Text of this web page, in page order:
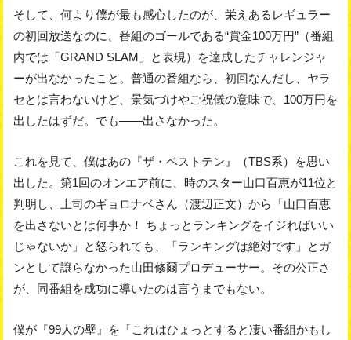
そして、何より僕が最も感心したのが、栄えあるレギュラー
の初回放送なのに、番組のゴールである“賞金100万円”（番組
内では「GRAND SLAM」と表現）を達成したチャレンジャ
ーが出なかったこと。普通の番組なら、初回なんだし、ヤラ
セとは言わないけど、景気づけやご祝儀の意味で、100万円を
出したはずだ。でも――出さなかった。
これを見て、僕はあの『ザ・ベストテン』（TBS系）を思い
出した。第1回のオンエア前に、時のスター山口百恵が11位と
判明し、上司のギョロナベさん（渡辺正文）から「山口百恵
を出さないとは何事か！ ちょっとランキングをイジればいい
じゃないか」と怒られても、「ランキングは絶対です」とガ
ンとして譲らなかった山田修爾プロデューサー。その公正さ
が、同番組を成功に導いたのは言うまでもない。
僕が『99人の壁』を「これはひょっとすると凄い番組かもし